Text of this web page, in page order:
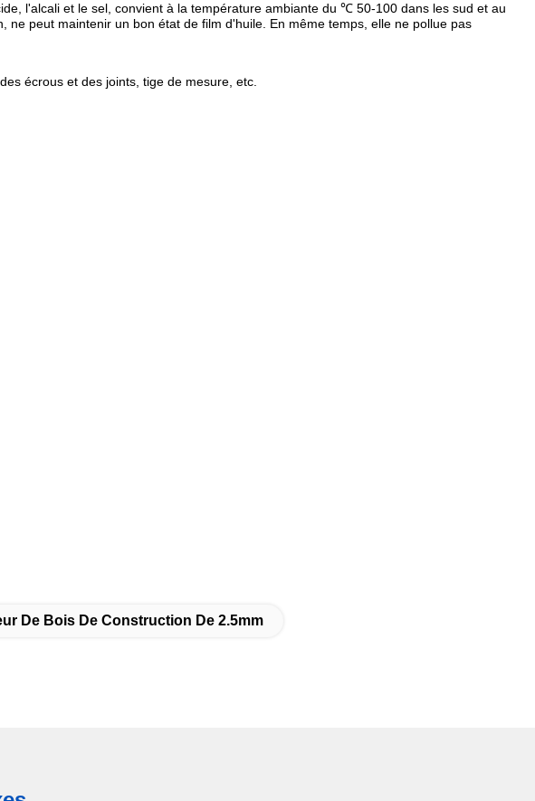
l'alcali et le sel, convient à la température ambiante du ℃ 50-100 dans les sud et au
peut maintenir un bon état de film d'huile. En même temps, elle ne pollue pas
écrous et des joints, tige de mesure, etc.
De Bois De Construction De 2.5mm